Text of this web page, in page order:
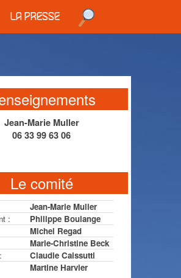
LA PRESSE
Jean-Marie Muller
06 33 99 63 06
Le comité
Jean-Marie Muller
:
Philippe Boulange
Michel Regad
Marie-Christine Beck
Claudie Caissutti
Martine Harvier